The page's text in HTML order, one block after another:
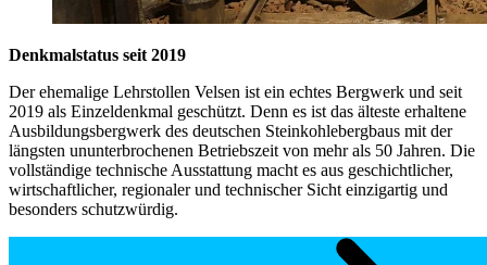
Denkmalstatus seit 2019
Der ehemalige Lehrstollen Velsen ist ein echtes Bergwerk und seit
2019 als Einzeldenkmal geschützt. Denn es ist das älteste erhaltene
Ausbildungsbergwerk des deutschen Steinkohlebergbaus mit der
längsten ununterbrochenen Betriebszeit von mehr als 50 Jahren. Die
vollständige technische Ausstattung macht es aus geschichtlicher,
wirtschaftlicher, regionaler und technischer Sicht einzigartig und
besonders schutzwürdig.